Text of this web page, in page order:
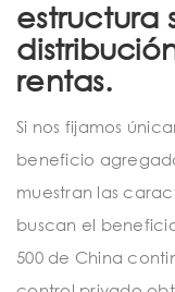
estructura
rentas.
Si nos fijamos
beneficio
muestran las
buscan el
500 de China